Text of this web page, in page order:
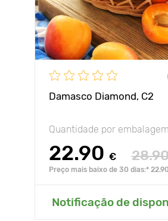
Damasco Diamond, С2
Quantidade por
22.90 €
Preço mais baixo de 30 dias:*
Notificação de